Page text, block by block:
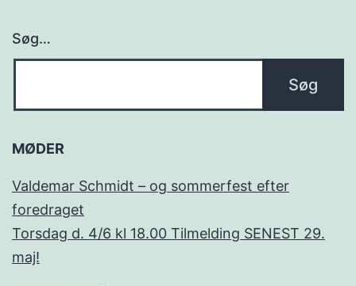
Søg…
MØDER
Valdemar Schmidt – og sommerfest efter
foredraget
Torsdag d. 4/6 kl 18.00 Tilmelding SENEST 29.
maj!